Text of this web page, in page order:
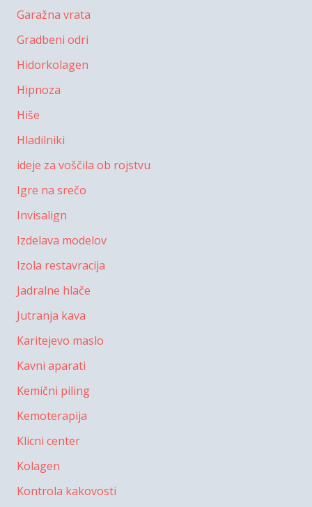
Garažna vrata
Gradbeni odri
Hidorkolagen
Hipnoza
Hiše
Hladilniki
ideje za voščila ob rojstvu
Igre na srečo
Invisalign
Izdelava modelov
Izola restavracija
Jadralne hlače
Jutranja kava
Karitejevo maslo
Kavni aparati
Kemični piling
Kemoterapija
Klicni center
Kolagen
Kontrola kakovosti